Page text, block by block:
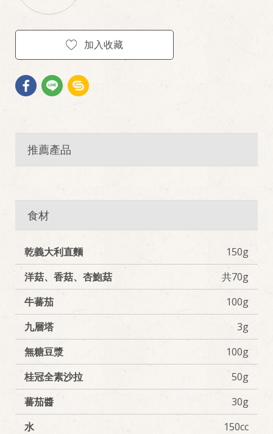
加入收藏
推薦產品
食材
乾義大利直麵
150g
洋菇、香菇、杏鮑菇
共70g
牛蕃茄
100g
九層塔
3g
無糖豆漿
100g
桂冠全素沙拉
50g
蕃茄醬
30g
水
150cc